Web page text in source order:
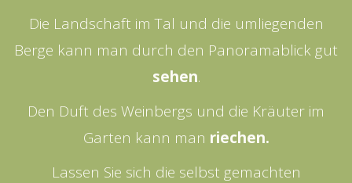
Die Landschaft im Tal und die umliegenden
Berge kann man durch den Panoramablick gut
sehen.
Den Duft des Weinbergs und die Kräuter im
Garten kann man riechen.
Lassen Sie sich die selbst gemachten